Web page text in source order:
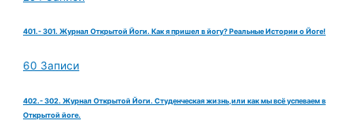
401.- 301. Журнал Открытой Йоги. Как я пришел в йогу? Реальные Истории о Йоге!
60 Записи
402.- 302. Журнал Открытой Йоги. Студенческая жизнь,или как мы всё успеваем в
Открытой йоге.